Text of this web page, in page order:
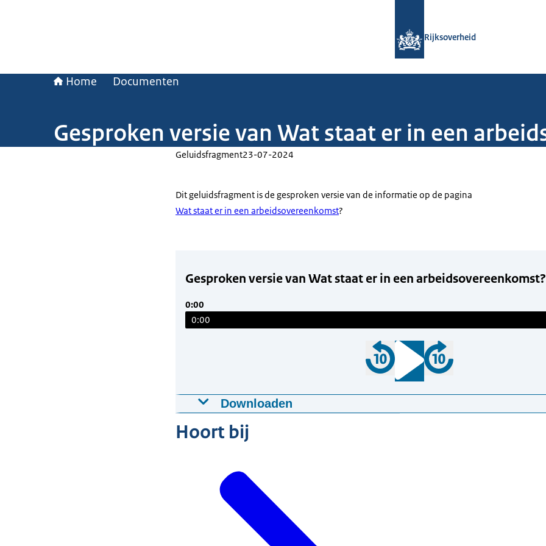
Rijksoverheid
Home Documenten
Gesproken versie van Wat staat er in een
Geluidsfragment23-07-2024
Dit geluidsfragment is de gesproken versie van de informatie op de pagina
Wat staat er in een arbeidsovereenkomst?
Gesproken versie van Wat staat er in een arbeidsovereenkomst?
0:00
0:00
Downloaden
23-07-2024
Hoort bij